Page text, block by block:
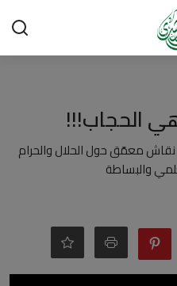
الحجاب!!!
معمّق حول الحلال والحرام
والبساطة